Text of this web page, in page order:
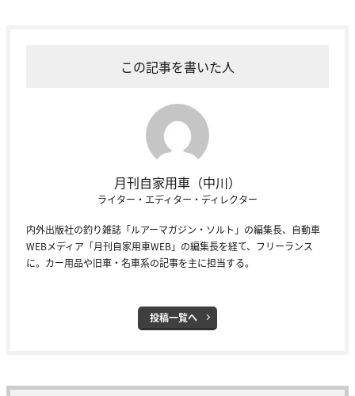
この記事を書いた人
月刊自家用車（中川）
ライター・エディター・ディレクター
内外出版社の釣り雑誌「ルアーマガジン・ソルト」の編集長、自動車
WEBメディア「月刊自家用車WEB」の編集長を経て、フリーランス
に。カー用品や旧車・名車系の記事を主に担当する。
投稿一覧へ